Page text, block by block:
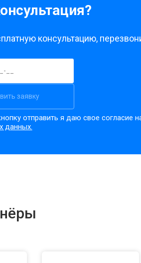
консультацию,
заявку
отправить я даю свое согласие
данных.